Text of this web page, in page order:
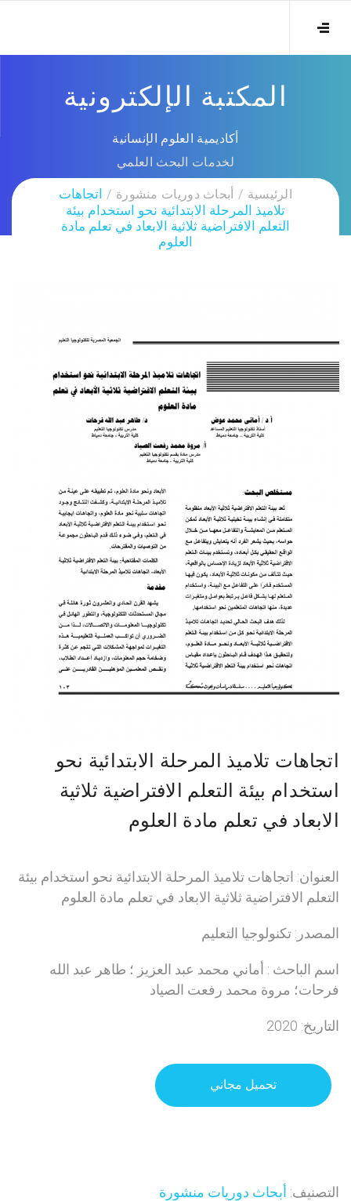
المكتبة الإلكترونية
أكاديمية العلوم الإنسانية
لخدمات البحث العلمي
الرئيسية أبحاث دوريات منشورة
اتجاهات
تلاميذ المرحلة الابتدائية نحو استخدام بيئة
التعلم الافتراضية ثلاثية الابعاد في تعلم مادة
العلوم
اتجاهات تلاميذ المرحلة الابتدائية نحو
استخدام بيئة التعلم الافتراضية ثلاثية
الابعاد في تعلم مادة العلوم
العنوان: اتجاهات تلاميذ المرحلة الابتدائية نحو استخدام بيئة
التعلم الافتراضية ثلاثية الابعاد في تعلم مادة العلوم
المصدر: تكنولوجيا التعليم
اسم الباحث : أماني محمد عبد العزيز ؛ طاهر عبد الله
فرحات؛ مروة محمد رفعت الصياد
التاريخ: 2020
تحميل مجاني
التصنيف: أبحاث دوريات منشورة